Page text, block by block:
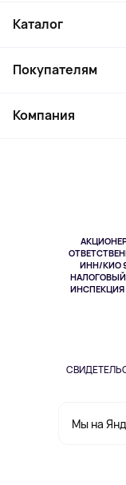
ИНН/КИО
НАЛОГОВЫЙ
ИНСПЕКЦИЯ
Мы на
Каталог
Ноутбуки, мониторы,
Косметика и уход
Здоровье питомцев
Одежда и
Покупателям
Как заказать
Компания